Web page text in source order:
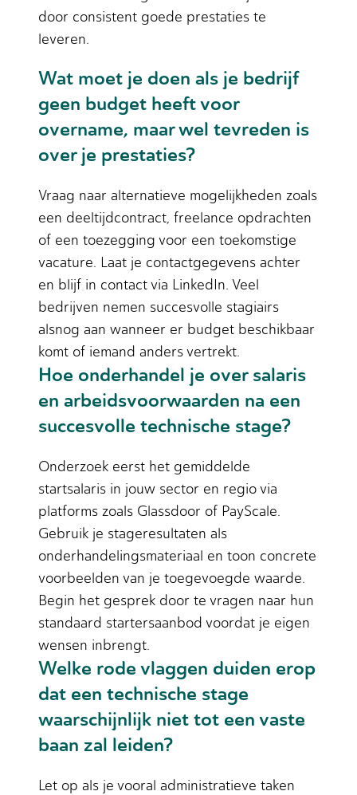
door consistent goede prestaties te
leveren.
Wat moet je doen als je bedrijf
geen budget heeft voor
overname, maar wel tevreden is
over je prestaties?
Vraag naar alternatieve mogelijkheden zoals
een deeltijdcontract, freelance opdrachten
of een toezegging voor een toekomstige
vacature. Laat je contactgegevens achter
en blijf in contact via LinkedIn. Veel
bedrijven nemen succesvolle stagiairs
alsnog aan wanneer er budget beschikbaar
komt of iemand anders vertrekt.
Hoe onderhandel je over salaris
en arbeidsvoorwaarden na een
succesvolle technische stage?
Onderzoek eerst het gemiddelde
startsalaris in jouw sector en regio via
platforms zoals Glassdoor of PayScale.
Gebruik je stageresultaten als
onderhandelingsmateriaal en toon concrete
voorbeelden van je toegevoegde waarde.
Begin het gesprek door te vragen naar hun
standaard startersaanbod voordat je eigen
wensen inbrengt.
Welke rode vlaggen duiden erop
dat een technische stage
waarschijnlijk niet tot een vaste
baan zal leiden?
Let op als je vooral administratieve taken